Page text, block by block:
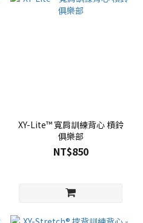
XY-Lite™ 寬肩訓練背心 槓鈴
俱樂部
NT$850